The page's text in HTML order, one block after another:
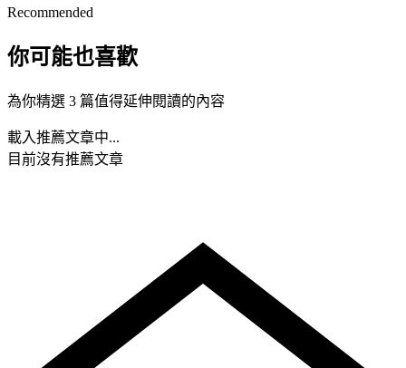
Recommended
你可能也喜歡
為你精選 3 篇值得延伸閱讀的內容
載入推薦文章中...
目前沒有推薦文章